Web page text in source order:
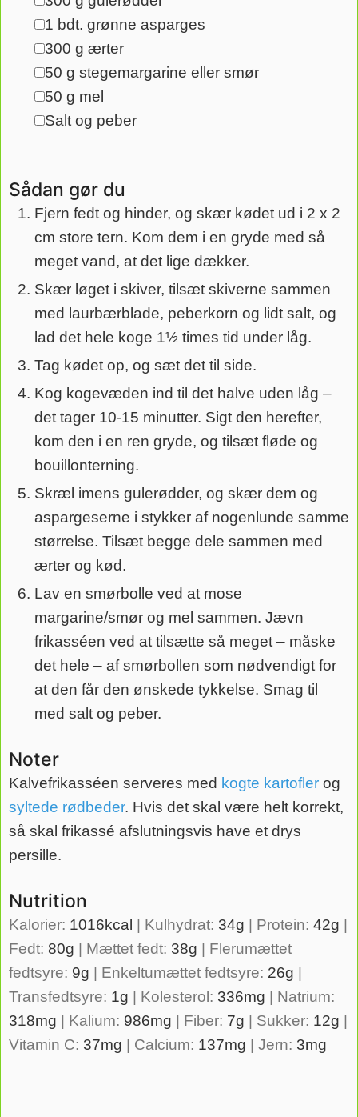
▢
▢
1 bdt. grønne asparges
▢
300 g ærter
▢
50 g stegemargarine eller smør
▢
50 g mel
▢
Salt og peber
Sådan gør du
Fjern fedt og hinder, og skær kødet ud i 2 x 2
cm store tern. Kom dem i en gryde med så
meget vand, at det lige dækker.
Skær løget i skiver, tilsæt skiverne sammen
med laurbærblade, peberkorn og lidt salt, og
lad det hele koge 1½ times tid under låg.
Tag kødet op, og sæt det til side.
Kog kogevæden ind til det halve uden låg –
det tager 10-15 minutter. Sigt den herefter,
kom den i en ren gryde, og tilsæt fløde og
bouillonterning.
Skræl imens gulerødder, og skær dem og
aspargeserne i stykker af nogenlunde samme
størrelse. Tilsæt begge dele sammen med
ærter og kød.
Lav en smørbolle ved at mose
margarine/smør og mel sammen. Jævn
frikasséen ved at tilsætte så meget – måske
det hele – af smørbollen som nødvendigt for
at den får den ønskede tykkelse. Smag til
med salt og peber.
Noter
Kalvefrikasséen serveres med kogte kartofler og
syltede rødbeder. Hvis det skal være helt korrekt,
så skal frikassé afslutningsvis have et drys
persille.
Nutrition
Kalorier: 1016kcal | Kulhydrat: 34g | Protein: 42g |
Fedt: 80g | Mættet fedt: 38g | Flerumættet
fedtsyre: 9g | Enkeltumættet fedtsyre: 26g |
Transfedtsyre: 1g | Kolesterol: 336mg | Natrium:
318mg | Kalium: 986mg | Fiber: 7g | Sukker: 12g |
Vitamin C: 37mg | Calcium: 137mg | Jern: 3mg